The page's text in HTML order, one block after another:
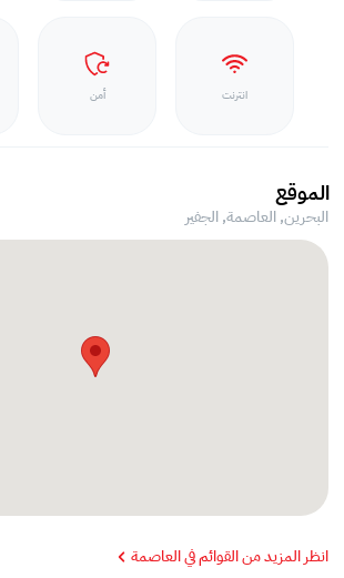
انترنت أمن
الموقع
البحرين, العاصمة,الجفير
انظر المزيد من القوائم في العاصمة